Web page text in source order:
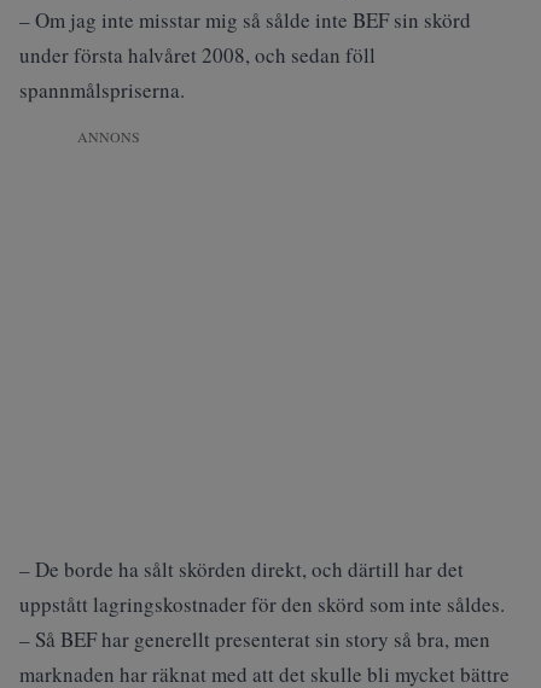
– Om jag inte misstar mig så sålde inte BEF sin skörd
under första halvåret 2008, och sedan föll
spannmålspriserna.
ANNONS
– De borde ha sålt skörden direkt, och därtill har det
uppstått lagringskostnader för den skörd som inte såldes.
– Så BEF har generellt presenterat sin story så bra, men
marknaden har räknat med att det skulle bli mycket bättre